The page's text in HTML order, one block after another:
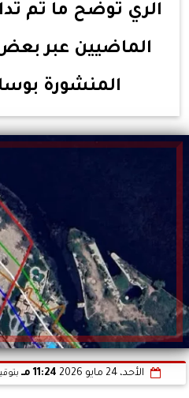
الري توضح ما تم
الماضيين عبر
المنشورة
الأحد، 24 مايو 2026 11:24 مـ